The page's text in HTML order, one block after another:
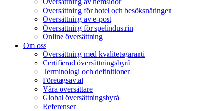
Översättning av hemsidor
Översättning för hotel och besöksnäringen
Översättning av e-post
Översättning för spelindustrin
Online översättning
Om oss
Översättning med kvalitetsgaranti
Certifierad översättningsbyrå
Terminologi och definitioner
Företagsavtal
Våra översättare
Global översättningsbyrå
Referenser